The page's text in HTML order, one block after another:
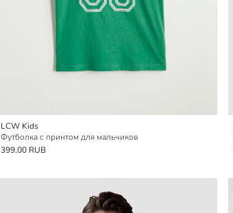
LCW Kids
Футболка с принтом для мальчиков
399,00 RUB